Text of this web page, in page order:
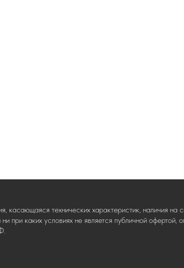
касающаяся технических характеристик, наличия на
при каких условиях не является публичной